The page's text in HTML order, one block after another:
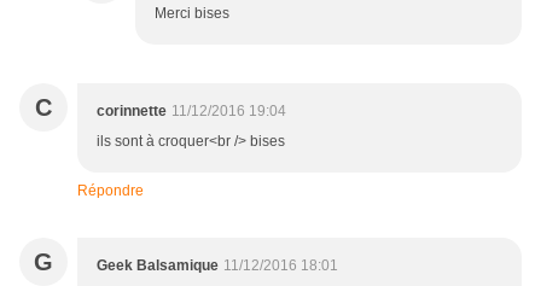
Merci bises
C corinnette 11/12/2016 19:04
ils sont à croquer<br /> bises
Répondre
G Geek Balsamique 11/12/2016 18:01